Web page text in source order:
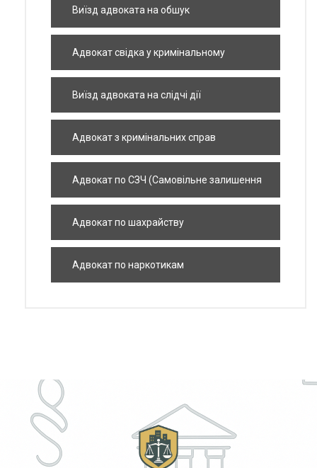
Виїзд адвоката на обшук
Адвокат свідка у кримінальному
Виїзд адвоката на слідчі дії
Адвокат з кримінальних справ
Адвокат по СЗЧ (Самовільне залишення
Адвокат по шахрайству
Адвокат по наркотикам